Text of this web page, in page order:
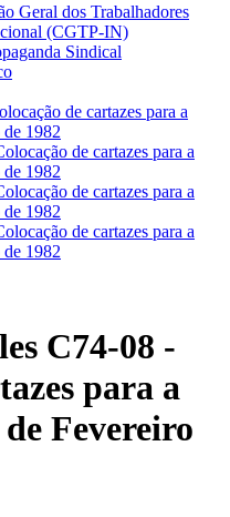
Geral dos Trabalhadores
(CGTP-IN)
Sindical
de cartazes para a
1982
de cartazes para a
1982
de cartazes para a
1982
de cartazes para a
1982
C74-08 -
para a
Fevereiro